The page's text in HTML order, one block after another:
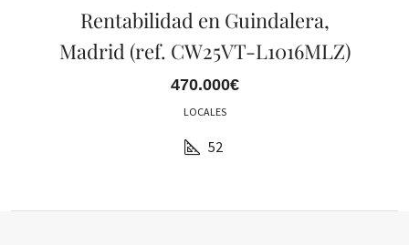
Rentabilidad en Guindalera,
Madrid (ref. CW25VT-L1016MLZ)
470.000€
LOCALES
52